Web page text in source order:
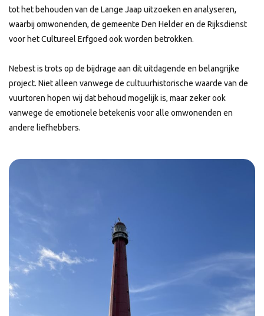
tot het behouden van de Lange Jaap uitzoeken en analyseren,
waarbij omwonenden, de gemeente Den Helder en de Rijksdienst
voor het Cultureel Erfgoed ook worden betrokken.
Nebest is trots op de bijdrage aan dit uitdagende en belangrijke
project. Niet alleen vanwege de cultuurhistorische waarde van de
vuurtoren hopen wij dat behoud mogelijk is, maar zeker ook
vanwege de emotionele betekenis voor alle omwonenden en
andere liefhebbers.